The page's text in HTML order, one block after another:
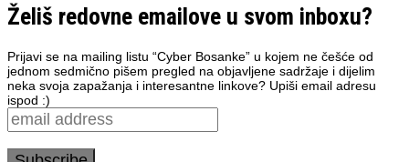
Želiš redovne emailove u svom inboxu?
Prijavi se na mailing listu “Cyber Bosanke” u kojem ne češće od
jednom sedmično pišem pregled na objavljene sadržaje i dijelim
neka svoja zapažanja i interesantne linkove? Upiši email adresu
ispod :)